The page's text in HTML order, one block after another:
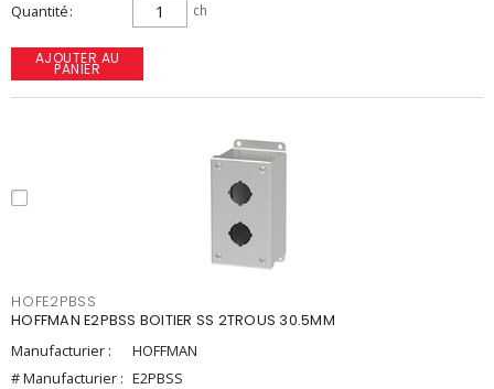
Quantité ch
AJOUTER AU
PANIER
HOFE2PBSS
HOFFMAN E2PBSS BOITIER SS 2TROUS 30.5MM
Manufacturier :
HOFFMAN
# Manufacturier : E2PBSS